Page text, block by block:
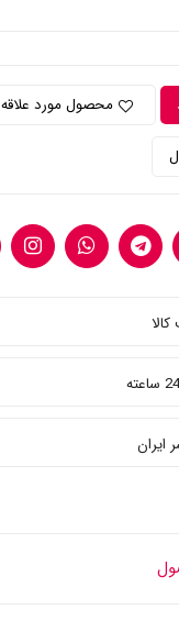
محصول مورد علاقه
ایران